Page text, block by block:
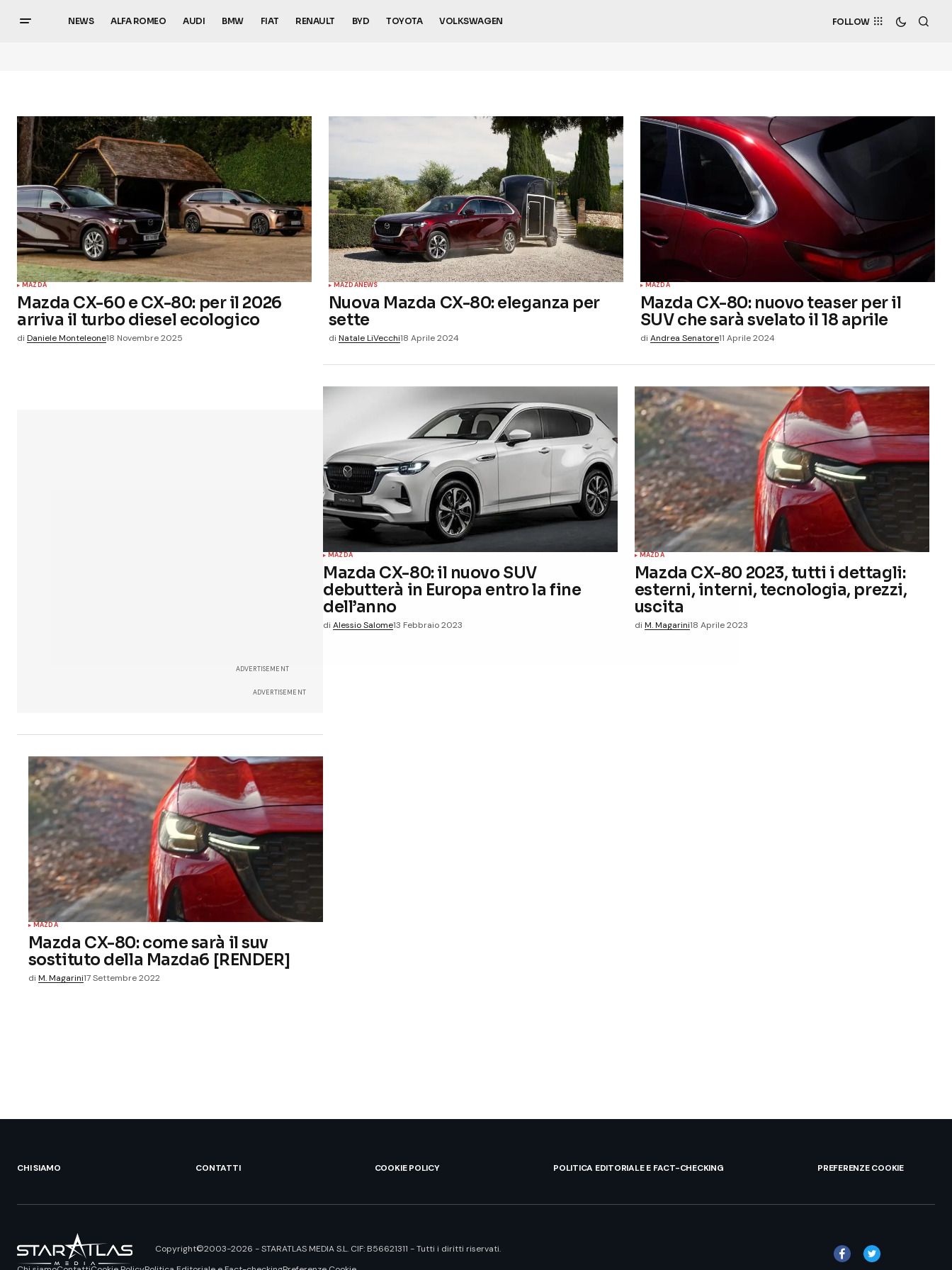
NEWS ALFA ROMEO AUDI BMW FIAT RENAULT BYD TOYOTA VOLKSWAGEN FOLLOW
MAZDA
Mazda CX-60 e CX-80: per il 2026
arriva il turbo diesel ecologico
di Daniele Monteleone18 Novembre 2025
MAZDANEWS
Nuova Mazda CX-80: eleganza per
sette
di Natale LiVecchi18 Aprile 2024
MAZDA
Mazda CX-80: nuovo teaser per il
SUV che sarà svelato il 18 aprile
di Andrea Senatore11 Aprile 2024
ADVERTISEMENT
ADVERTISEMENT
MAZDA
Mazda CX-80: il nuovo SUV
debutterà in Europa entro la fine
dell’anno
di Alessio Salome13 Febbraio 2023
MAZDA
Mazda CX-80 2023, tutti i dettagli:
esterni, interni, tecnologia, prezzi,
uscita
di M. Magarini18 Aprile 2023
MAZDA
Mazda CX-80: come sarà il suv
sostituto della Mazda6 [RENDER]
di M. Magarini17 Settembre 2022
CHI SIAMO CONTATTI COOKIE POLICY POLITICA EDITORIALE E FACT-CHECKING PREFERENZE COOKIE
Copyright©2003-2026 - STARATLAS MEDIA S.L. CIF: B56621311 - Tutti i diritti riservati.